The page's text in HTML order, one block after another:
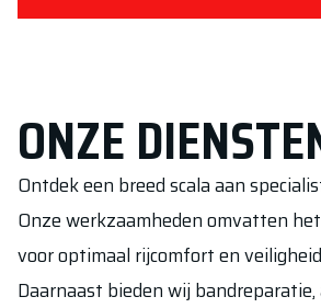
ONZE
Ontdek een breed scala aan
Onze werkzaamheden omvatten
voor optimaal rijcomfort en
Daarnaast bieden wij